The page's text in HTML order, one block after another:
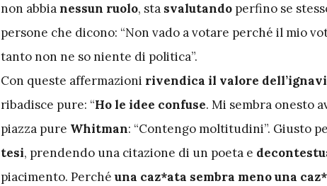
non abbianessun ruolo, sta svalutando perfino se
persone che dicono: “Non vado a votare perché il mio
tanto non ne so niente di politica”.
Con queste affermazioni rivendica il valore
ribadisce pure: “Ho le idee confuse. Mi sembra onesto
piazza pure Whitman: “Contengo moltitudini”. Giusto
tesi, prendendo una citazione di un poeta e
piacimento. Perchéuna caz*ata sembra meno una